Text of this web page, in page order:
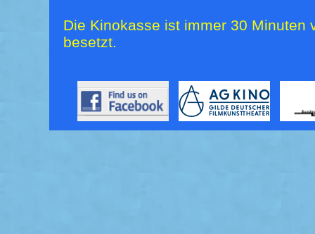
Die Kinokasse ist immer 30 Minuten
besetzt.